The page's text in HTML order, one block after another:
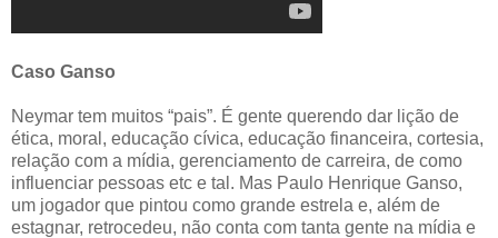
Caso Ganso
Neymar tem muitos “pais”. É gente querendo dar lição de
ética, moral, educação cívica, educação financeira, cortesia,
relação com a mídia, gerenciamento de carreira, de como
influenciar pessoas etc e tal. Mas Paulo Henrique Ganso,
um jogador que pintou como grande estrela e, além de
estagnar, retrocedeu, não conta com tanta gente na mídia e